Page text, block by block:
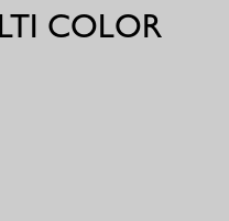
COLOR